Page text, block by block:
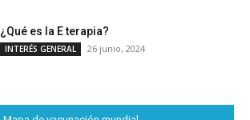
¿Qué es la E terapia?
INTERÉS GENERAL 26 junio, 2024